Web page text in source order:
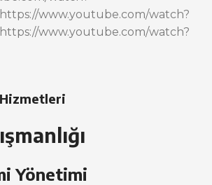
www.youtube.com/watch?
www.youtube.com/watch?
Yönetimi